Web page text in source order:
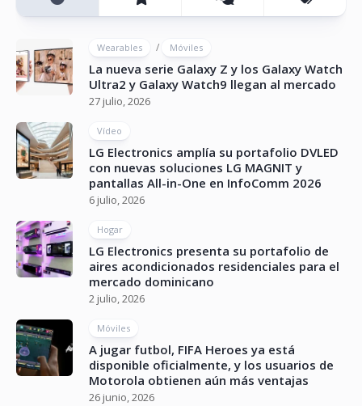
Wearables / Móviles
La nueva serie Galaxy Z y los Galaxy Watch
Ultra2 y Galaxy Watch9 llegan al mercado
27 julio, 2026
Vídeo
LG Electronics amplía su portafolio DVLED
con nuevas soluciones LG MAGNIT y
pantallas All-in-One en InfoComm 2026
6 julio, 2026
Hogar
LG Electronics presenta su portafolio de
aires acondicionados residenciales para el
mercado dominicano
2 julio, 2026
Móviles
A jugar futbol, FIFA Heroes ya está
disponible oficialmente, y los usuarios de
Motorola obtienen aún más ventajas
26 junio, 2026